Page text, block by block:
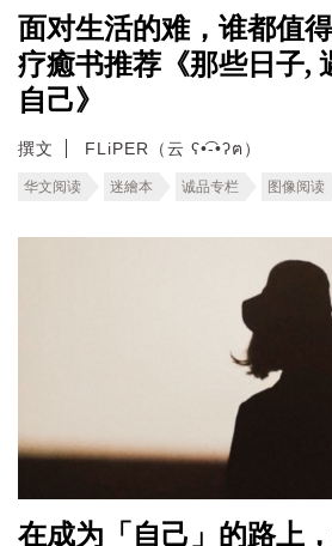
面对生活的难，谁都值
疗癒书推荐《那些日子,
自己》
撰文 FLiPER（云 ʕ•͡-•ʔฅ）
华文阅读 迷繪本 诚品专栏 图像阅读
在成为「自己」的路上